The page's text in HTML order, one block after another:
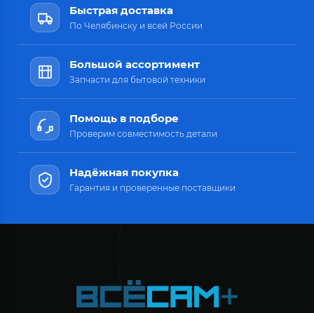
Быстрая доставка
По Челябинску и всей России
Большой ассортимент
Запчасти для бытовой техники
Помощь в подборе
Проверим совместимость детали
Надёжная покупка
Гарантия и проверенные поставщики